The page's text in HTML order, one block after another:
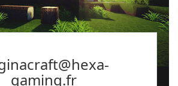
gaming.fr